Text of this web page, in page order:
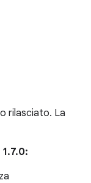
rilasciato. La